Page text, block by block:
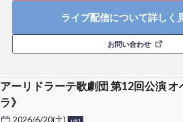
ライブ配信について詳しく
お問い合わせ
アーリドラーテ歌劇団 第12回公演 オ
ラ》
2026/6/20(土) +他1